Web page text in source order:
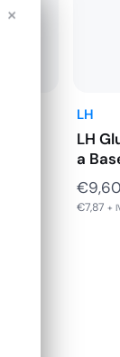
LH
LH
a
€9,60
€7,87 +
×